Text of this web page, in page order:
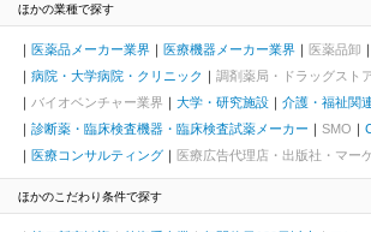
ほかの業種で探す
医薬品メーカー業界 医療機器メーカー業界 医薬品卸
病院・大学病院・クリニック
調剤薬局・ドラッグスト
バイオベンチャー業界
大学・研究施設
介護・福祉関
診断薬・臨床検査機器・臨床検査試薬メーカー
SMO
医療コンサルティング
医療広告代理店・出版社・マー
ほかのこだわり条件で探す